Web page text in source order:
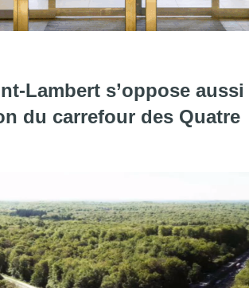
l'article "La Flandre devient le plus gros
Lambert s’oppose aussi
du carrefour des Quatre